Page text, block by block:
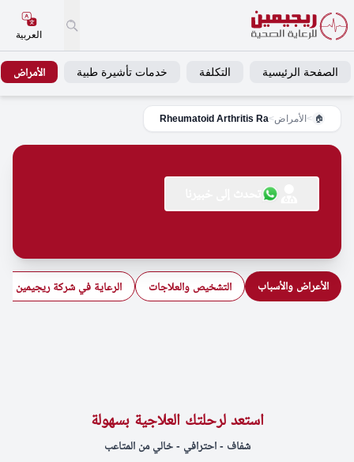
العربية
الصفحة الرئيسية التكلفة خدمات تأشيرة طبية الأمراض
🏠
> الأمراض>
Rheumatoid Arthritis Ra
الأعراض والأسباب التشخيص والعلاجات الرعاية في شركة ريجيمين
استعد لرحلتك العلاجية بسهولة
شفاف - احترافي - خالي من المتاعب